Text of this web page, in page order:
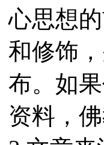
心思想
和修饰
布。如
资料，